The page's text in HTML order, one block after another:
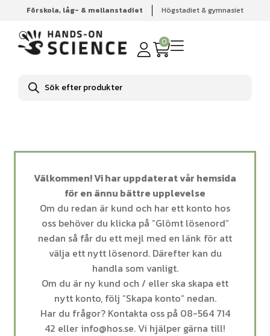
Förskola, låg- & mellanstadiet Högstadiet & gymnasiet
0
Produktsökning
Hem Mitt konto
Välkommen! Vi har uppdaterat vår hemsida
för en ännu bättre upplevelse
Om du redan är kund och har ett konto hos
oss behöver du klicka på ”Glömt lösenord”
nedan så får du ett mejl med en länk för att
välja ett nytt lösenord. Därefter kan du
handla som vanligt.
Om du är ny kund och / eller ska skapa ett
nytt konto, följ ”Skapa konto” nedan.
Har du frågor? Kontakta oss på 08-564 714
42 eller info@hos.se. Vi hjälper gärna till!